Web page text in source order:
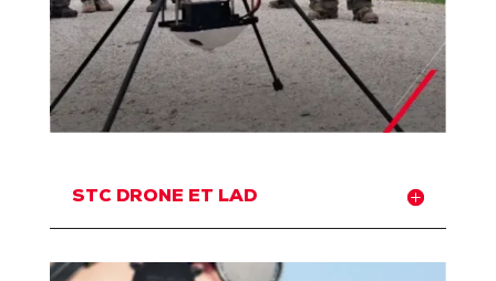
STC DRONE ET LAD